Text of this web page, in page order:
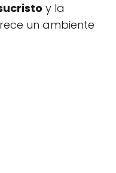
y la
un ambiente